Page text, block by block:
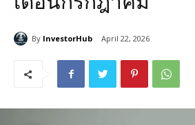
By InvestorHub April 22, 2026